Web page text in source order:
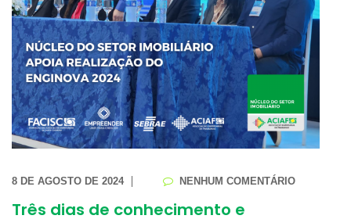
8 DE AGOSTO DE 2024 NENHUM COMENTÁRIO
Três dias de conhecimento e